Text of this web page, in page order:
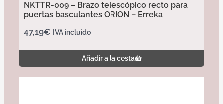
NKTTR-009 – Brazo telescópico recto para
puertas basculantes ORION – Erreka
47,19€ IVA incluido
Añadir a la cesta